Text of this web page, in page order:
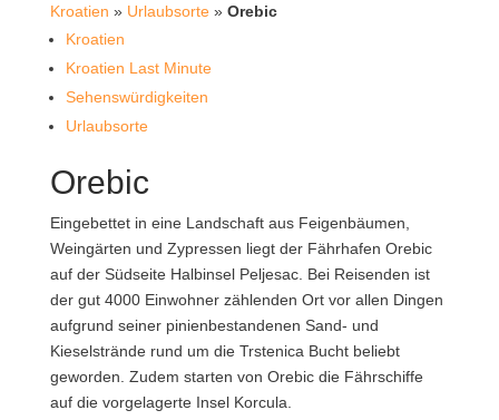
Kroatien » Urlaubsorte» Orebic
Kroatien
Kroatien Last Minute
Sehenswürdigkeiten
Urlaubsorte
Orebic
Eingebettet in eine Landschaft aus Feigenbäumen,
Weingärten und Zypressen liegt der Fährhafen Orebic
auf der Südseite Halbinsel Peljesac. Bei Reisenden ist
der gut 4000 Einwohner zählenden Ort vor allen Dingen
aufgrund seiner pinienbestandenen Sand- und
Kieselstrände rund um die Trstenica Bucht beliebt
geworden. Zudem starten von Orebic die Fährschiffe
auf die vorgelagerte Insel Korcula.